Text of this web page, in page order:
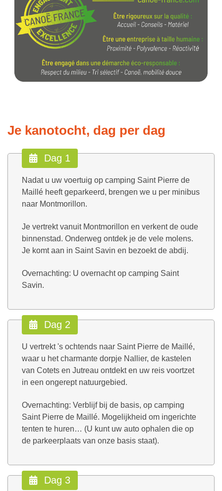
Je kanotocht, dag per dag
Dag 1
Nadat u uw voertuig op camping Saint Pierre de
Maillé heeft geparkeerd, brengen we u per minibus
naar Montmorillon.
Je vertrekt vanuit Montmorillon en verkent de oude
binnenstad. Onderweg ontdek je de vele molens.
Je komt aan in Saint Savin en bezoekt de abdij.
Overnachting: U overnacht op camping Saint
Savin.
Dag 2
U vertrekt 's ochtends naar Saint Pierre de Maillé,
waar u het charmante dorpje Nallier, de kastelen
van Cotets en Jutreau ontdekt en uw reis voortzet
in een ongerept natuurgebied.
Overnachting: Verblijf bij de basis, op camping
Saint Pierre de Maillé. Mogelijkheid om ingerichte
tenten te huren… (U kunt uw auto ophalen die op
de parkeerplaats van onze basis staat).
Dag 3